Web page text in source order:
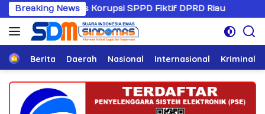
Langsung
ke
konten
Breaking News
Kasus Korupsi SPPD Fiktif DPRD Riau
HomeBerita Daerah Nasional Internasional Kriminal